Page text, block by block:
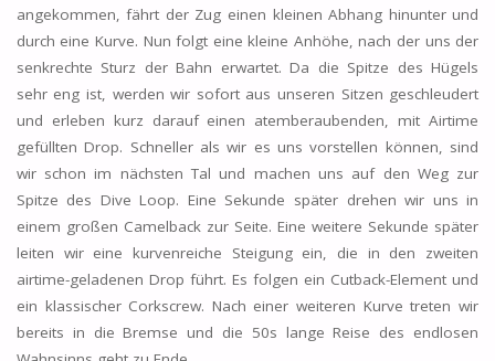
angekommen, fährt der Zug einen kleinen Abhang hinunter und
durch eine Kurve. Nun folgt eine kleine Anhöhe, nach der uns der
senkrechte Sturz der Bahn erwartet. Da die Spitze des Hügels
sehr eng ist, werden wir sofort aus unseren Sitzen geschleudert
und erleben kurz darauf einen atemberaubenden, mit Airtime
gefüllten Drop. Schneller als wir es uns vorstellen können, sind
wir schon im nächsten Tal und machen uns auf den Weg zur
Spitze des Dive Loop. Eine Sekunde später drehen wir uns in
einem großen Camelback zur Seite. Eine weitere Sekunde später
leiten wir eine kurvenreiche Steigung ein, die in den zweiten
airtime-geladenen Drop führt. Es folgen ein Cutback-Element und
ein klassischer Corkscrew. Nach einer weiteren Kurve treten wir
bereits in die Bremse und die 50s lange Reise des endlosen